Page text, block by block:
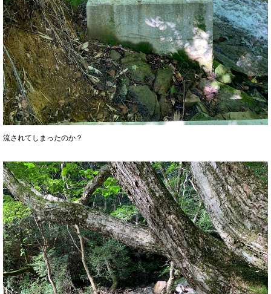
流されてしまったのか？